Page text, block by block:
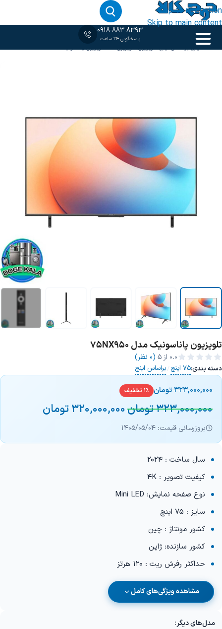
Skip to navigation
Skip to main content
0918-883-8393
پاسخگویی 24 ساعت
خانه‹75 اینچ /براساس اینج/تلویزیون/تلویزیون 4K /تلویزیون پاناسونیک
تلویزیون پاناسونیک مدل 75NX950
0.0 از ۵ (0 نظر)
دسته بندی:75 اینچ /براساس اینج
323,000,000تومان 1% تخفیف
323,000,000تومان320,000,000تومان
بروزرسانی قیمت: 1405/05/04
سال ساخت : 2024
کیفیت تصویر : 4K
نوع صفحه نمایش: Mini LED
سایز : 75 اینچ
کشور مونتاژ : چین
کشور سازنده: ژاپن
حداکثر رفرش ریت : 120 هرتز
مشاهده ویژگی‌های کامل
مدل‌های دیگر: